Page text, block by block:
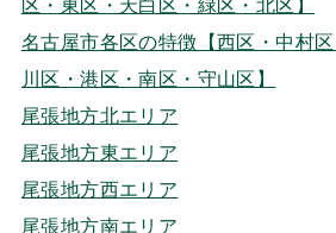
区・東区・天白区・緑区・北区】
名古屋市各区の特徴【西区・中村
川区・港区・南区・守山区】
尾張地方北エリア
尾張地方東エリア
尾張地方西エリア
尾張地方南エリア